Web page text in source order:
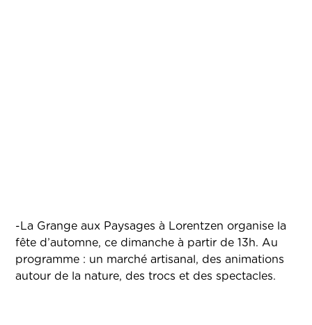
-La Grange aux Paysages à Lorentzen organise la
fête d’automne, ce dimanche à partir de 13h. Au
programme : un marché artisanal, des animations
autour de la nature, des trocs et des spectacles.